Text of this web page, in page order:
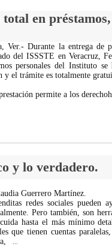
en
Ver.- Durante la entrega de
del ISSSTE en Veracruz,
personales del Instituto
y el trámite es totalmente
permite a los
y lo verdadero.
Guerrero Martínez.
redes sociales pueden
Pero también, son
hasta el más mínimo
que tienen cuentas